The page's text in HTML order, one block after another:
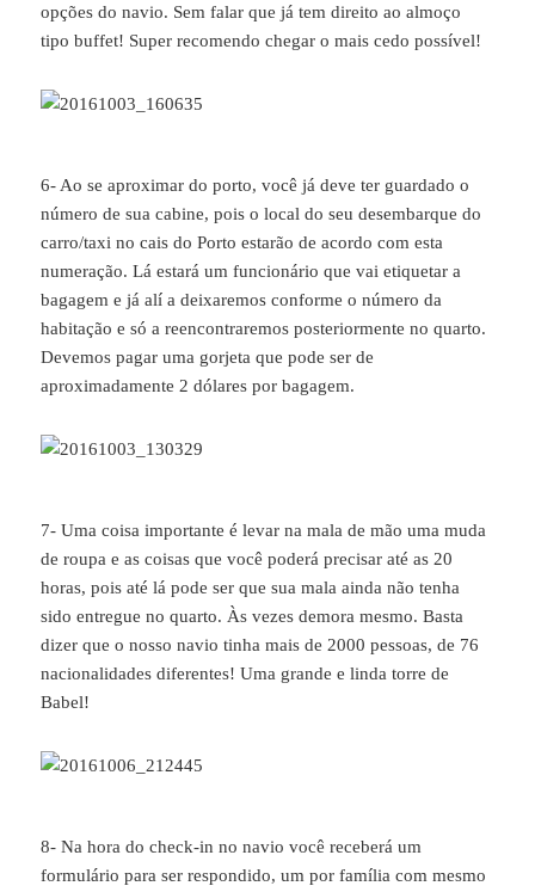
opções do navio. Sem falar que já tem direito ao almoço
tipo buffet! Super recomendo chegar o mais cedo possível!
6- Ao se aproximar do porto, você já deve ter guardado o
número de sua cabine, pois o local do seu desembarque do
carro/taxi no cais do Porto estarão de acordo com esta
numeração. Lá estará um funcionário que vai etiquetar a
bagagem e já alí a deixaremos conforme o número da
habitação e só a reencontraremos posteriormente no quarto.
Devemos pagar uma gorjeta que pode ser de
aproximadamente 2 dólares por bagagem.
7- Uma coisa importante é levar na mala de mão uma muda
de roupa e as coisas que você poderá precisar até as 20
horas, pois até lá pode ser que sua mala ainda não tenha
sido entregue no quarto. Às vezes demora mesmo. Basta
dizer que o nosso navio tinha mais de 2000 pessoas, de 76
nacionalidades diferentes! Uma grande e linda torre de
Babel!
8- Na hora do check-in no navio você receberá um
formulário para ser respondido, um por família com mesmo